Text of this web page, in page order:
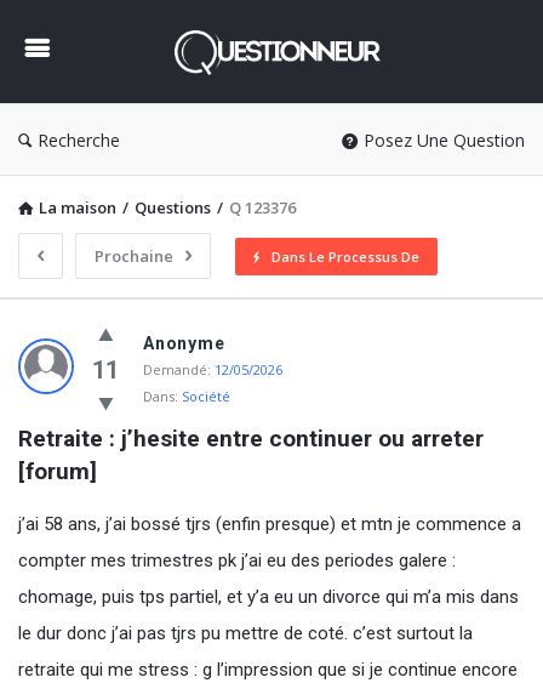
Recherche Posez Une Question
La maison / Questions / Q 123376
Prochaine Dans Le Processus De
Questionneur
Dernière
Questions
11
Anonyme
Demandé: 12/05/2026
Dans: Société
Retraite : j’hesite entre continuer ou arreter
[forum]
j’ai 58 ans, j’ai bossé tjrs (enfin presque) et mtn je commence a
compter mes trimestres pk j’ai eu des periodes galere :
chomage, puis tps partiel, et y’a eu un divorce qui m’a mis dans
le dur donc j’ai pas tjrs pu mettre de coté. c’est surtout la
retraite qui me stress : g l’impression que si je continue encore